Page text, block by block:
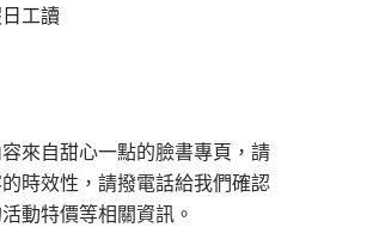
工讀
來自甜心一點的臉書專頁，請
時效性，請撥電話給我們確認
動特價等相關資訊。